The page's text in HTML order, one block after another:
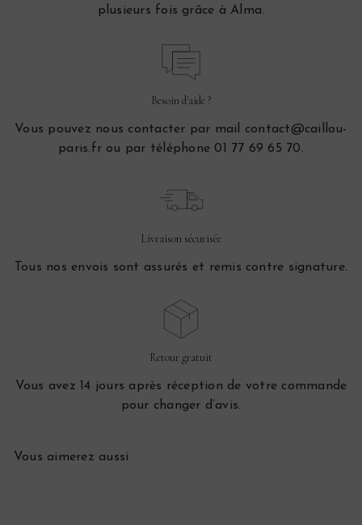
plusieurs fois grâce à Alma.
Besoin d'aide ?
Vous pouvez nous contacter par mail contact@caillou-
paris.fr ou par téléphone 01 77 69 65 70.
Livraison sécurisée
Tous nos envois sont assurés et remis contre signature.
Retour gratuit
Vous avez 14 jours après réception de votre commande
pour changer d’avis.
Vous aimerez aussi